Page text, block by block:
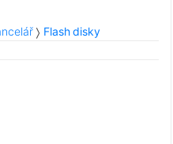
Flash disky